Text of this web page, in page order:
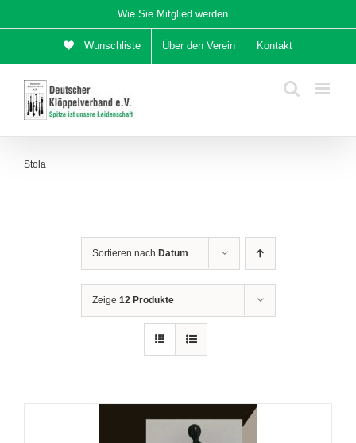
Inhalt
Wie Sie Mitglied werden…
Wunschliste Über den Verein Kontakt
Stola
Sortieren nach Datum
Zeige 12 Produkte